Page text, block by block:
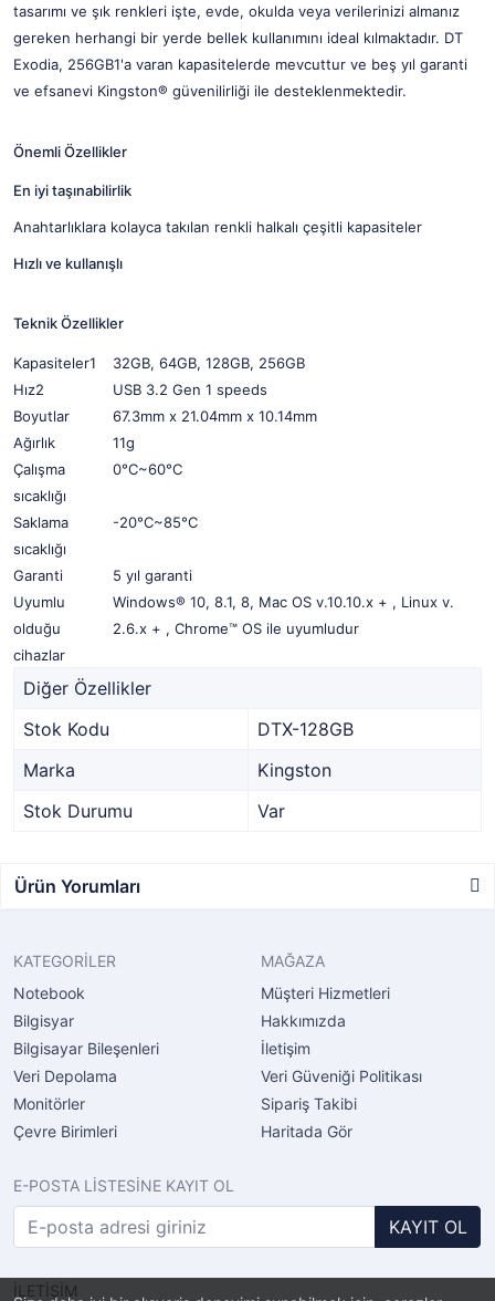
tasarımı ve şık renkleri işte, evde, okulda veya verilerinizi almanız
gereken herhangi bir yerde bellek kullanımını ideal kılmaktadır. DT
Exodia, 256GB1'a varan kapasitelerde mevcuttur ve beş yıl garanti
ve efsanevi Kingston® güvenilirliği ile desteklenmektedir.
Önemli Özellikler
En iyi taşınabilirlik
Anahtarlıklara kolayca takılan renkli halkalı çeşitli kapasiteler
Hızlı ve kullanışlı
Teknik Özellikler
Kapasiteler1
32GB, 64GB, 128GB, 256GB
Hız2
USB 3.2 Gen 1 speeds
Boyutlar
67.3mm x 21.04mm x 10.14mm
Ağırlık
11g
Çalışma
sıcaklığı
0°C~60°C
Saklama
sıcaklığı
-20°C~85°C
Garanti
5 yıl garanti
Uyumlu
olduğu
cihazlar
Windows® 10, 8.1, 8, Mac OS v.10.10.x + , Linux v.
2.6.x + , Chrome™ OS ile uyumludur
Diğer Özellikler
Stok Kodu
DTX-128GB
Marka
Kingston
Stok Durumu
Var
Ürün Yorumları
KATEGORİLER
Notebook
Bilgisyar
Bilgisayar Bileşenleri
Veri Depolama
Monitörler
Çevre Birimleri
MAĞAZA
Müşteri Hizmetleri
Hakkımızda
İletişim
Veri Güveniği Politikası
Sipariş Takibi
Haritada Gör
E-POSTA LİSTESİNE KAYIT OL
KAYIT OL
İLETİŞİM